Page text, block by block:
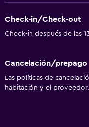
Check-in/Check-out
Check-in después de las
Cancelación/prepago
Las políticas de
habitación y el proveedor.